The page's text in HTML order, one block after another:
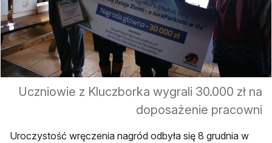
Uczniowie z Kluczborka wygrali 30.000 zł na
doposażenie pracowni
Uroczystość wręczenia nagród odbyła się 8 grudnia w